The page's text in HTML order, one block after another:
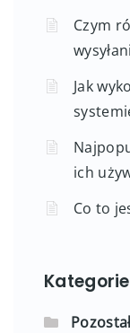
Czym
Jak
ich
Co to
Kategorie